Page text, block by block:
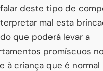
deste tipo de
mal esta
que poderá levar a
promíscuos
à criança que é normal